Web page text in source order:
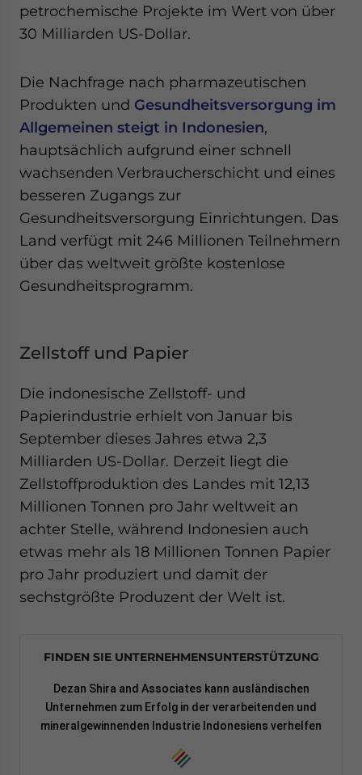
petrochemische Projekte im Wert von über
30 Milliarden US-Dollar.
Die Nachfrage nach pharmazeutischen
Produkten und Gesundheitsversorgung im
Allgemeinen steigt in Indonesien,
hauptsächlich aufgrund einer schnell
wachsenden Verbraucherschicht und eines
besseren Zugangs zur
Gesundheitsversorgung Einrichtungen. Das
Land verfügt mit 246 Millionen Teilnehmern
über das weltweit größte kostenlose
Gesundheitsprogramm.
Zellstoff und Papier
Die indonesische Zellstoff- und
Papierindustrie erhielt von Januar bis
September dieses Jahres etwa 2,3
Milliarden US-Dollar. Derzeit liegt die
Zellstoffproduktion des Landes mit 12,13
Millionen Tonnen pro Jahr weltweit an
achter Stelle, während Indonesien auch
etwas mehr als 18 Millionen Tonnen Papier
pro Jahr produziert und damit der
sechstgrößte Produzent der Welt ist.
FINDEN SIE UNTERNEHMENSUNTERSTÜTZUNG
Dezan Shira and Associates kann ausländischen
Unternehmen zum Erfolg in der verarbeitenden und
mineralgewinnenden Industrie Indonesiens verhelfen